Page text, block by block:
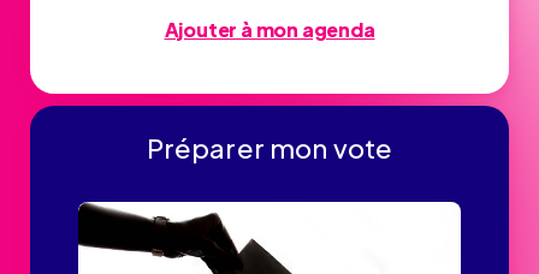
Ajouter à mon agenda
Préparer mon vote